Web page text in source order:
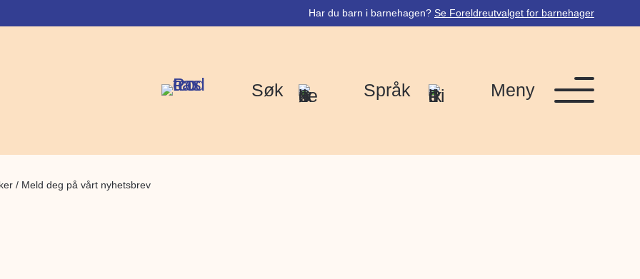
Har du barn i barnehagen? Se Foreldreutvalget for barnehager
Søk Språk Meny
/ Meld deg på vårt nyhetsbrev